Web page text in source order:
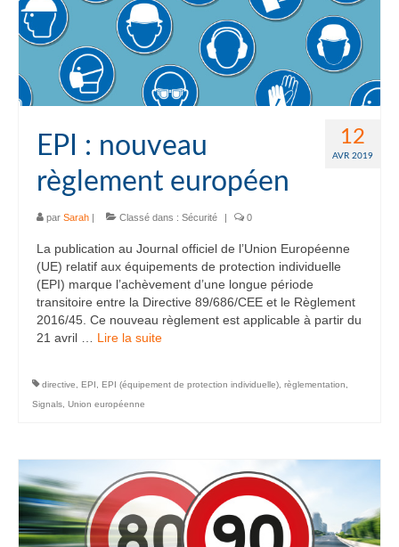
12
AVR 2019
EPI : nouveau
règlement européen
par Sarah | Classé dans : Sécurité | 0
La publication au Journal officiel de l’Union Européenne
(UE) relatif aux équipements de protection individuelle
(EPI) marque l’achèvement d’une longue période
transitoire entre la Directive 89/686/CEE et le Règlement
2016/45. Ce nouveau règlement est applicable à partir du
21 avril … Lire la suite­­
directive EPI EPI (équipement de protection individuelle) règlementation
Signals Union européenne